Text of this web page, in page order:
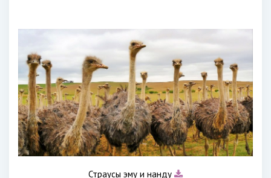
Страусы эму и нанду